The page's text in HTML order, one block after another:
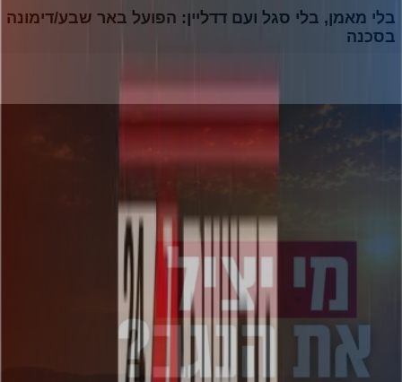
בלי מאמן, בלי סגל ועם דדליין: הפועל באר שבע/דימונה
בסכנה